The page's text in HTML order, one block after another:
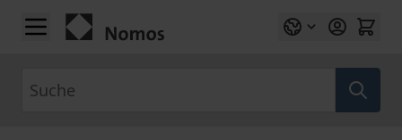
Zum Inhalt springen